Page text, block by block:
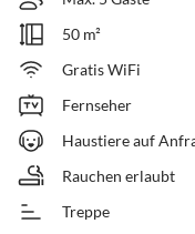
50 m²
Gratis WiFi
Fernseher
Haustiere auf
Rauchen erlaubt
Treppe